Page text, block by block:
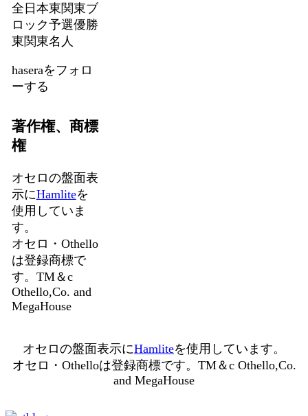
全日本東関東ブ
ロック予選優勝
東関東名人
haseraをフォロ
ーする
著作権、商標
権
オセロの盤面表
示にHamliteを
使用していま
す。
オセロ・Othello
は登録商標で
す。TM＆c
Othello,Co. and
MegaHouse
オセロの盤面表示にHamliteを使用しています。
オセロ・Othelloは登録商標です。TM＆c Othello,Co.
and MegaHouse